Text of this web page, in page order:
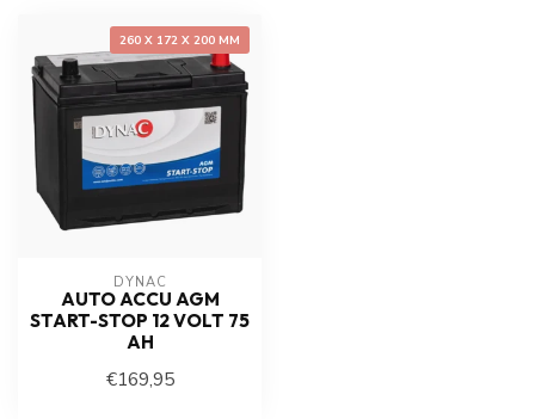
260 X 172 X 200 MM
DYNAC
AUTO ACCU AGM
START-STOP 12 VOLT 75
AH
€169,95